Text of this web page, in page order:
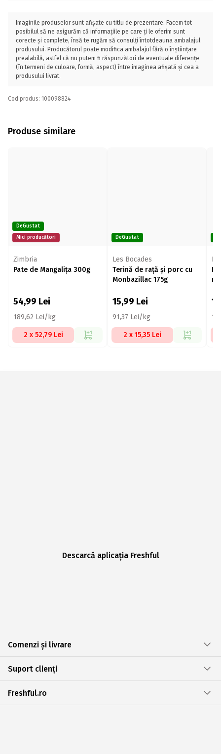
Imaginile produselor sunt afișate cu titlu de prezentare. Facem tot
posibilul să ne asigurăm că informațiile pe care ți le oferim sunt
corecte și complete, însă te rugăm să consulți întotdeauna ambalajul
produsului. Producătorul poate modifica ambalajul fără o înștiințare
prealabilă, astfel că nu putem fi răspunzători de eventuale diferențe
(în termeni de culoare, formă, aspect) între imaginea afișată și cea a
produsului livrat.
Cod produs: 100098824
Produse similare
DeGustat
Mici producători
Zimbria
Pate de Mangalița 300g
54,99 Lei
189,62 Lei/kg
2 x 52,79 Lei
DeGustat
Les Bocades
Terină de rață și porc cu
Monbazillac 175g
15,99 Lei
91,37 Lei/kg
2 x 15,35 Lei
Descarcă aplicația Freshful
Comenzi și livrare
Suport clienți
Freshful.ro